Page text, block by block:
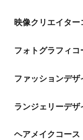
映像クリエイター
フォトグラフィコ
ファッションデザ
ランジェリーデザ
ヘアメイクコース